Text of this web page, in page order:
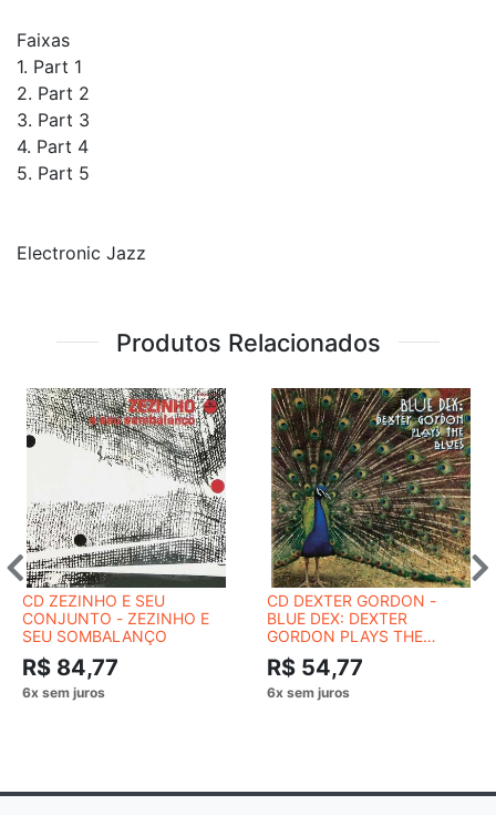
Faixas
1. Part 1
2. Part 2
3. Part 3
4. Part 4
5. Part 5
Electronic Jazz
Produtos Relacionados
CD ZEZINHO E SEU
CONJUNTO - ZEZINHO E
SEU SOMBALANÇO
R$ 84,77
CD DEXTER GORDON -
BLUE DEX: DEXTER
GORDON PLAYS THE
BLUES
R$ 54,77